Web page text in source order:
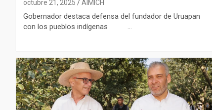
octubre 21, 2025 AIMICH
Gobernador destaca defensa del fundador de Uruapan
con los pueblos indígenas …